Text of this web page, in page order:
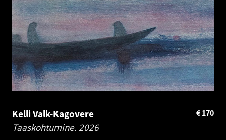
Kelli Valk-Kagovere
Taaskohtumine. 2026
170
€